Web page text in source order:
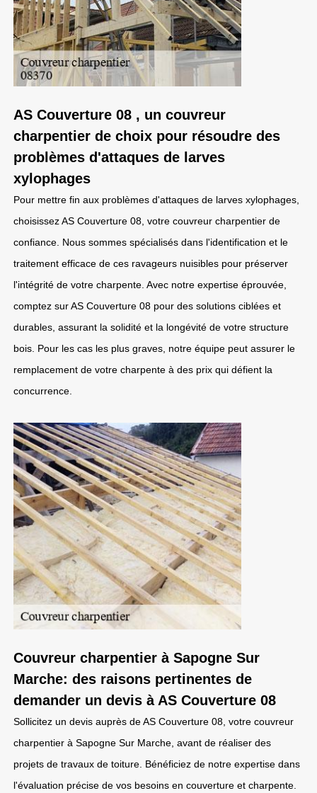
AS Couverture 08 , un couvreur
charpentier de choix pour résoudre des
problèmes d'attaques de larves
xylophages
Pour mettre fin aux problèmes d'attaques de larves xylophages,
choisissez AS Couverture 08, votre couvreur charpentier de
confiance. Nous sommes spécialisés dans l'identification et le
traitement efficace de ces ravageurs nuisibles pour préserver
l'intégrité de votre charpente. Avec notre expertise éprouvée,
comptez sur AS Couverture 08 pour des solutions ciblées et
durables, assurant la solidité et la longévité de votre structure
bois. Pour les cas les plus graves, notre équipe peut assurer le
remplacement de votre charpente à des prix qui défient la
concurrence.
Couvreur charpentier à Sapogne Sur
Marche: des raisons pertinentes de
demander un devis à AS Couverture 08
Sollicitez un devis auprès de AS Couverture 08, votre couvreur
charpentier à Sapogne Sur Marche, avant de réaliser des
projets de travaux de toiture. Bénéficiez de notre expertise dans
l'évaluation précise de vos besoins en couverture et charpente.